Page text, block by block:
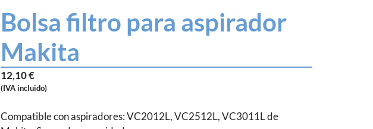
Bolsa filtro para aspirador
Makita
12,10€
(IVA incluido)
Compatible con aspiradores: VC2012L, VC2512L, VC3011L de